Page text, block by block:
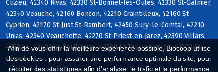
Afin de vous offrir la meilleure expérience possible, Biocoop utilise
des cookies : pour assurer une performance optimale du site, pour
récolter des statistiques afin d'analyser le trafic et la performance
Cuzieu, 42340 Rivas, 42330 St-Bonnet-les-Oules, 42330 St-Galmier,
42340 Veauche, 42160 Bonson, 42210 Craintilleux, 42160 St-
Cyprien, 42170 St-Just-St-Rambert, 42450 Sury-le-Comtal, 42210
Unias, 42340 Veauchette, 42270 St-Priest-en-Jarez, 42390 Villars,
42580 L, 42480 La Fouillouse, 42580 La Tour-en-Jarez, 42570 St-
Héand